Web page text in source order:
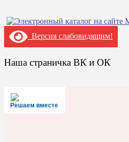
Версия слабовидящим!
Наша страничка ВК и ОК
Решаем вместе